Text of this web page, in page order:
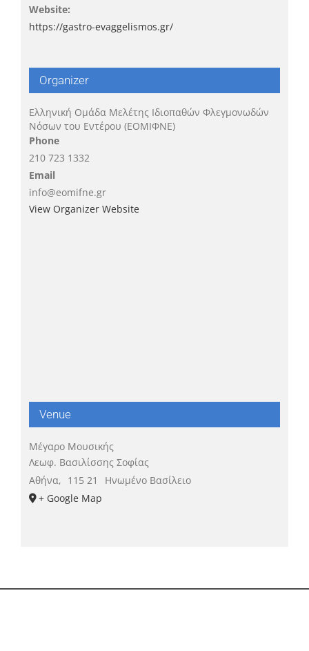
Website:
https://gastro-evaggelismos.gr/
Organizer
Ελληνική Ομάδα Μελέτης Ιδιοπαθών Φλεγμονωδών
Νόσων του Εντέρου (ΕΟΜΙΦΝΕ)
Phone
210 723 1332
Email
info@eomifne.gr
View Organizer Website
Venue
Μέγαρο Μουσικής
Λεωφ. Βασιλίσσης Σοφίας
Αθήνα, 115 21
Ηνωμένο Βασίλειο
+ Google Map